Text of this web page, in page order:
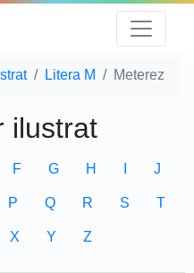
Litera M Meterez
ilustrat
F G H J
P Q R S T
X Y Z